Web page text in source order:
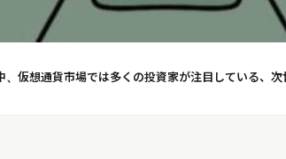
仮想通貨市場では多くの投資家が注目している、